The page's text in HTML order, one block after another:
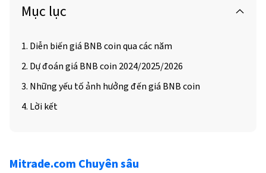
Mục lục
1. Diễn biến giá BNB coin qua các năm
2. Dự đoán giá BNB coin 2024/2025/2026
3. Những yếu tố ảnh hưởng đến giá BNB coin
4. Lời kết
Mitrade.com Chuyên sâu